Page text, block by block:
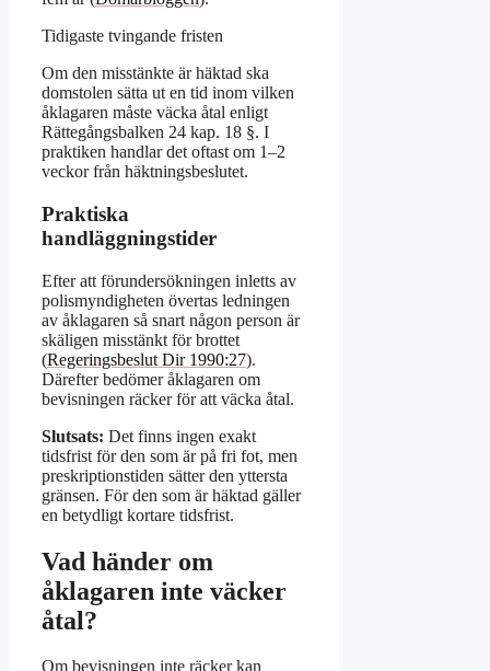
Tidigaste tvingande fristen
Om den misstänkte är häktad ska
domstolen sätta ut en tid inom vilken
åklagaren måste väcka åtal enligt
Rättegångsbalken 24 kap. 18 §. I
praktiken handlar det oftast om 1–2
veckor från häktningsbeslutet.
Praktiska
handläggningstider
Efter att förundersökningen inletts av
polismyndigheten övertas ledningen
av åklagaren så snart någon person är
skäligen misstänkt för brottet
(Regeringsbeslut Dir 1990:27).
Därefter bedömer åklagaren om
bevisningen räcker för att väcka åtal.
Slutsats: Det finns ingen exakt
tidsfrist för den som är på fri fot, men
preskriptionstiden sätter den yttersta
gränsen. För den som är häktad gäller
en betydligt kortare tidsfrist.
Vad händer om
åklagaren inte väcker
åtal?
Om bevisningen inte räcker kan